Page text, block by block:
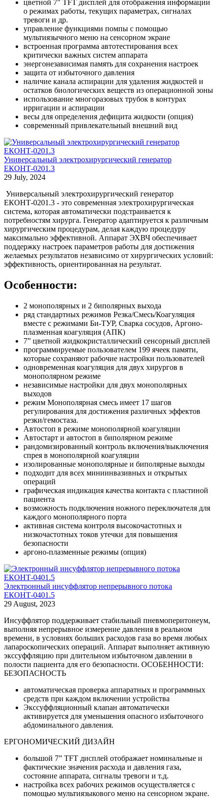
цветной 7" TFT дисплей для отображения информации
о режимах работы, текущих параметрах, сигналах
тревоги и др.
управление функциями помпы с помощью
мультиязычного меню на сенсорном экране
встроенная программа автотестирования всех
критически важных систем аппарата
энергонезависимая память для сохранения настроек
защита от избыточного давления
наличие канала аспирации для удаления жидкостей и
остатков биологических веществ из операционной зоны
использование многоразовых трубок в контурах
ирригации и аспирации
весы для определения дефицита жидкости (опция)
современный привлекательный внешний вид
Универсальный электрохирургический генератор
ЕКОНТ-0201.3
29 July, 2024
Универсальный электрохирургический генератор
ЕКОНТ-0201.3 - это современная электрохирургическая
система, которая автоматически подстраивается к
потребностям хирурга. Генератор адаптируется к различным
хирургическим процедурам, делая каждую процедуру
максимально эффективной. Аппарат ЭХВЧ обеспечивает
поддержку настроек параметров работы для достижения
желаемых результатов независимо от хирургических условий:
эффективность, ориентированная на результат.
Особенности:
2 монополярных и 2 биполярных выхода
ряд стандартных режимов Резка/Смесь/Коагуляция
вместе с режимами Би-ТУР, Сварка сосудов, Аргоно-
плазменная коагуляция (АПК)
7” цветной жидкокристаллический сенсорный дисплей
программируемые пользователем 199 ячеек памяти,
которые сохраняют рабочие настройки пользователей
одновременная коагуляция для двух хирургов в
монополярном режиме
независимые настройки для двух монополярных
выходов
режим Монополярная смесь имеет 17 шагов
регулирования для достижения различных эффектов
резки/гемостаза.
Автостоп в режиме монополярной коагуляции
Автостарт и автостоп в биполярном режиме
рандомизированный контроль включения/выключения
спрея в монополярной коагуляции
изолированные монополярные и биполярные выходы
подходит для всех миниинвазивных и открытых
операций
графическая индикация качества контакта с пластиной
пациента
возможность подключения ножного переключателя для
каждого монополярного порта
активная система контроля высокочастотных и
низкочастотных токов утечки для повышения
безопасности
аргоно-плазменные режимы (опция)
Электронный инсуффлятор непрерывного потока
ЕКОНТ-0401.5
29 August, 2023
Инсуффлятор поддерживает стабильный пневмоперитонеум,
выполняя непрерывное измерение давления в реальном
времени, в условиях больших расходов газа во время любых
лапароскопических операций. Аппарат выполняет активную
экссуффляцию при длительном избыточном давлении в
полости пациента для его безопасности. ОСОБЕННОСТИ:
БЕЗОПАСНОСТЬ
автоматическая проверка аппаратных и программных
средств при каждом включении устройства
Экссуффляционный клапан автоматически
активируется для уменьшения опасного избыточного
абдоминального давления.
ЕРГОНОМИЧЕСКИЙ ДИЗАЙН
большой 7” TFT дисплей отображает номинальные и
фактические значения расхода и давления газа,
состояние аппарата, сигналы тревоги и т.д.
настройка всех рабочих режимов осуществляется с
помощью мультиязыкового меню на сенсорном экране.